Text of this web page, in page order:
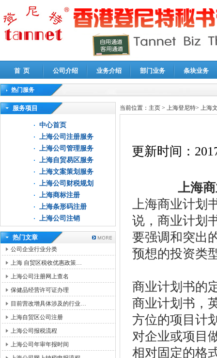
首 页 公司介绍 业务介绍 部门业务 条块业务
热门服务
高新技术企业认定审计|企业所得税汇算清缴申报鉴证
服务项目
中心首页
上海公司注册服务
上海公司管理服务
上海自贸易区服务
上海文案策划服务
上海公司财税规划
上海商标注册
上海条形码注册
上海公司注销
热门文章
公司企业行业分类
上海 自贸区税收优惠政策…
上海公司注册网上查名
保健品经营许可证办理
目前营改增具体涉及的行业…
上海自贸区公司注册
上海公司报税流程
上海公司年审年报时间
当前位置： 主页 > 上海登尼特> 上海
更新时间：
上海
上海商业计划
说，商业计划
要强调和突出
预想的投资类
商业计划书的
商业计划书，
方位的项目计
对企业或项目
相对固定的格